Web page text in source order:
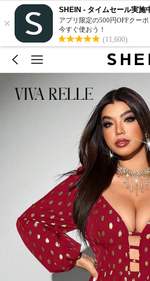
×
SHEIN - タイムセール実施
アプリ限定の500円OFFクーポ
今すぐ使おう！
(11,600)